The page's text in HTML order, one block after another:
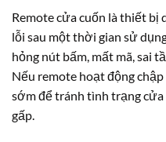
Remote cửa cuốn là thiết bị
lỗi sau một thời gian sử
hỏng nút bấm, mất mã, sai
Nếu remote hoạt động
sớm để tránh tình trạng
gấp.